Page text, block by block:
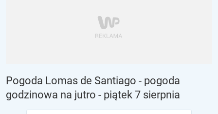
Pogoda Lomas de Santiago - pogoda
godzinowa na jutro - piątek 7 sierpnia